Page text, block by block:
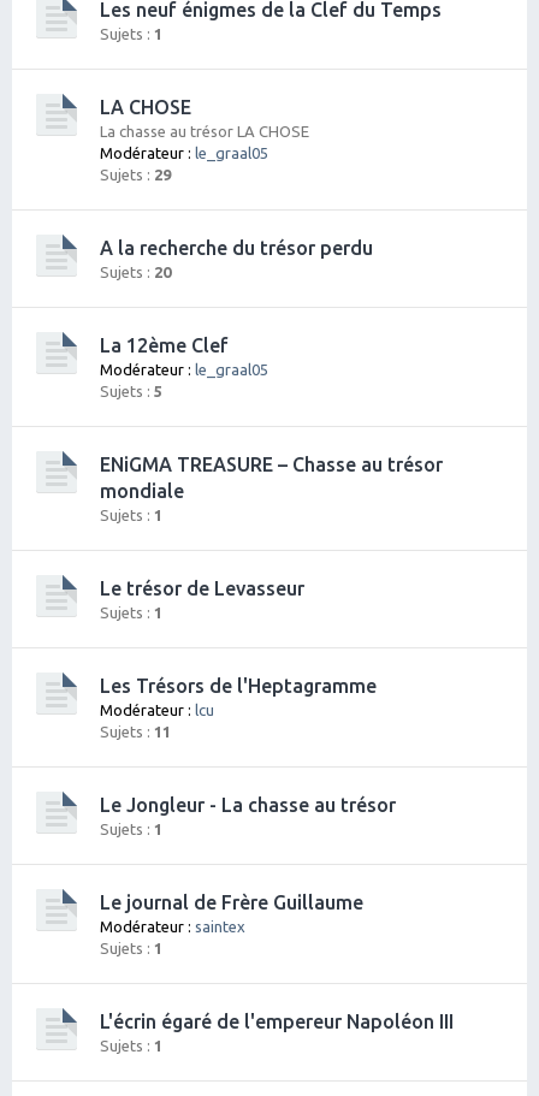
Les neuf énigmes de la Clef du Temps
Sujets : 1
LA CHOSE
La chasse au trésor LA CHOSE
Modérateur : le_graal05
Sujets : 29
A la recherche du trésor perdu
Sujets : 20
La 12ème Clef
Modérateur : le_graal05
Sujets : 5
ENiGMA TREASURE – Chasse au trésor
mondiale
Sujets : 1
Le trésor de Levasseur
Sujets : 1
Les Trésors de l'Heptagramme
Modérateur : lcu
Sujets : 11
Le Jongleur - La chasse au trésor
Sujets : 1
Le journal de Frère Guillaume
Modérateur : saintex
Sujets : 1
L'écrin égaré de l'empereur Napoléon III
Sujets : 1